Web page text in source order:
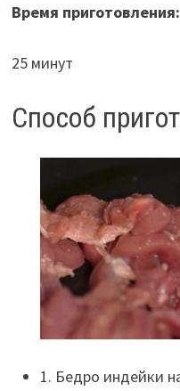
Время приготовления:
25 минут
Способ
1. Бедро индейки